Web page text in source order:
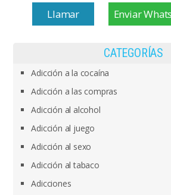
Llamar Enviar
CATEGORÍAS
Adicción a la cocaína
Adicción a las compras
Adicción al alcohol
Adicción al juego
Adicción al sexo
Adicción al tabaco
Adicciones